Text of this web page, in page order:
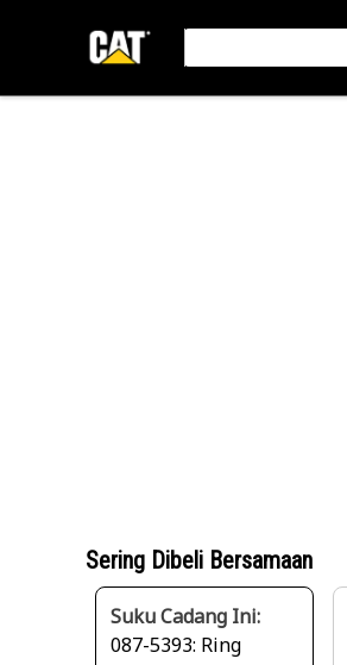
Sering Dibeli Bersamaan
Suku Cadang Ini:
087-5393: Ring